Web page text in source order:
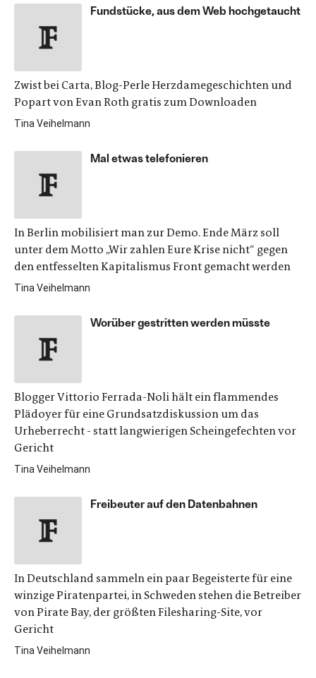
Fundstücke, aus dem Web hochgetaucht
Zwist bei Carta, Blog-Perle Herzdamegeschichten und
Popart von Evan Roth gratis zum Downloaden
Tina Veihelmann
Mal etwas telefonieren
In Berlin mobilisiert man zur Demo. Ende März soll
unter dem Motto „Wir zahlen Eure Krise nicht“ gegen
den entfesselten Kapitalismus Front gemacht werden
Tina Veihelmann
Worüber gestritten werden müsste
Blogger Vittorio Ferrada-Noli hält ein flammendes
Plädoyer für eine Grundsatzdiskussion um das
Urheberrecht - statt langwierigen Scheingefechten vor
Gericht
Tina Veihelmann
Freibeuter auf den Datenbahnen
In Deutschland sammeln ein paar Begeisterte für eine
winzige Piratenpartei, in Schweden stehen die Betreiber
von Pirate Bay, der größten Filesharing-Site, vor
Gericht
Tina Veihelmann